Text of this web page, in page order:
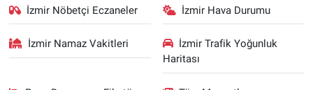
İzmir Nöbetçi Eczaneler İzmir Hava Durumu
İzmir Namaz Vakitleri
İzmir Trafik Yoğunluk
Haritası